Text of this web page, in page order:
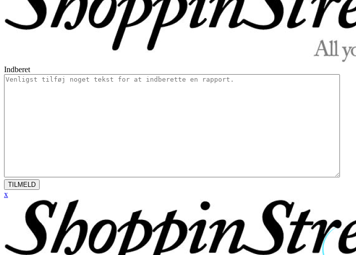
Indberet
TILMELD
x